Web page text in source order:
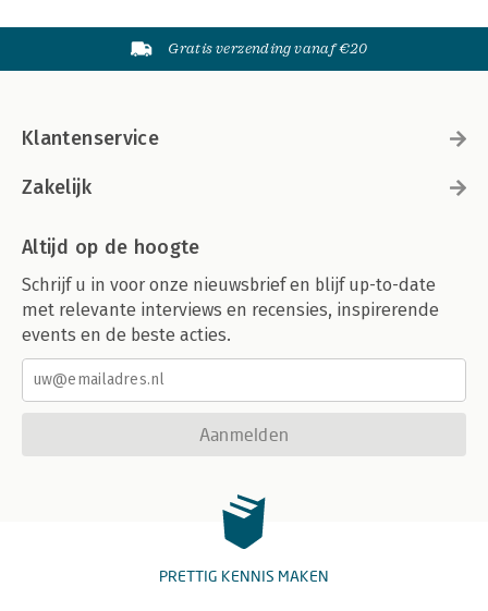
Gratis verzending vanaf €20
Klantenservice
Zakelijk
Altijd op de hoogte
Schrijf u in voor onze nieuwsbrief en blijf up-to-date
met relevante interviews en recensies, inspirerende
events en de beste acties.
Aanmelden
PRETTIG KENNIS MAKEN